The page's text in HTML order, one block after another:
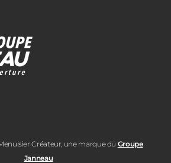
Créateur, une marque du Groupe
Janneau